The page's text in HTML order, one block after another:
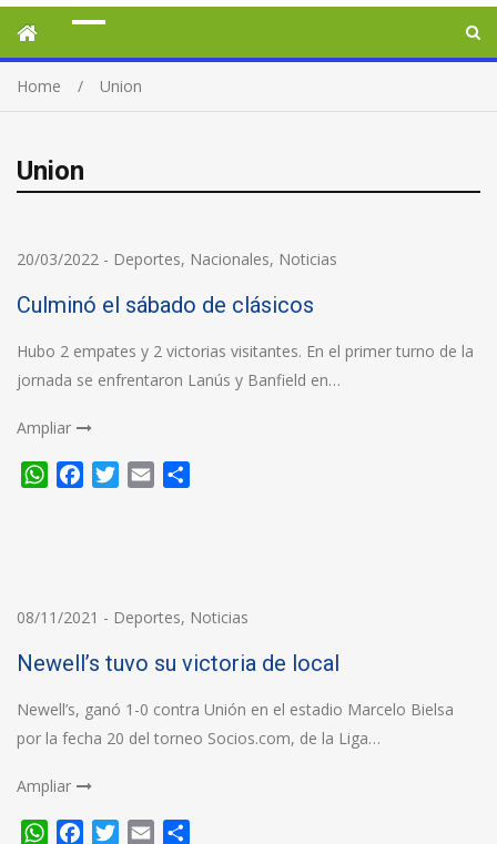
Home Union
Union
20/03/2022 - Deportes, Nacionales, Noticias
Culminó el sábado de clásicos
Hubo 2 empates y 2 victorias visitantes. En el primer turno de la
jornada se enfrentaron Lanús y Banfield en…
Ampliar
WhatsApp
FacebookTwitter
Email
08/11/2021 - Deportes, Noticias
Newell’s tuvo su victoria de local
Newell’s, ganó 1-0 contra Unión en el estadio Marcelo Bielsa
por la fecha 20 del torneo Socios.com, de la Liga…
Ampliar
WhatsApp
FacebookTwitter
Email